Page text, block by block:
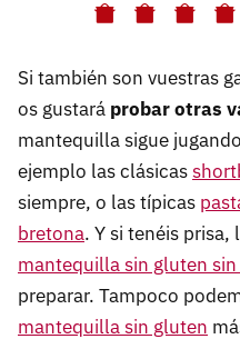
Si también son vuestras
os gustará probar otras
mantequilla sigue
ejemplo las clásicas
siempre, o las típicas
bretona. Y si tenéis prisa,
mantequilla sin gluten sin
preparar. Tampoco
mantequilla sin gluten